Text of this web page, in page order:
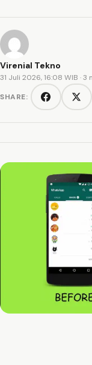
Virenial Tekno
31 Juli 2026, 16:08 WIB · 3
SHARE:
Facebook